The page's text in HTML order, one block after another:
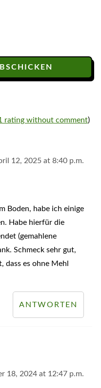
rating without comment)
12, 2025 at 8:40 p.m.
Boden, habe ich einige
Habe hierfür die
(gemahlene
Schmeck sehr gut,
dass es ohne Mehl
ANTWORTEN
18, 2024 at 12:47 p.m.